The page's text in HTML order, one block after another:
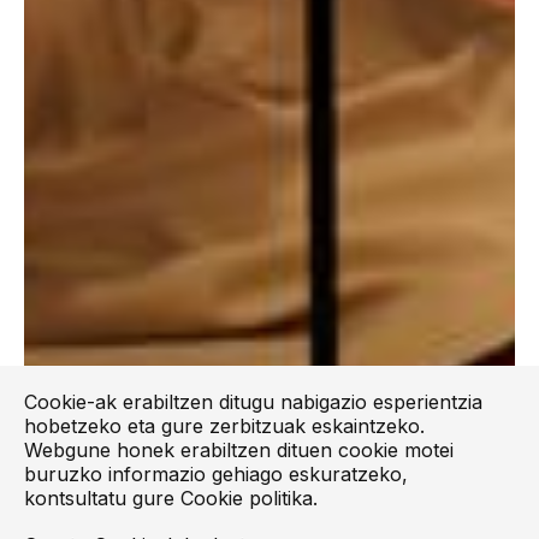
Cookie-ak erabiltzen ditugu nabigazio esperientzia
hobetzeko eta gure zerbitzuak eskaintzeko.
Webgune honek erabiltzen dituen cookie motei
buruzko informazio gehiago eskuratzeko,
kontsultatu gure Cookie politika.